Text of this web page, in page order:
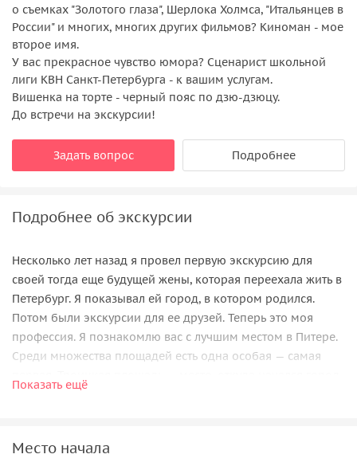
о съемках "Золотого глаза", Шерлока Холмса, "Итальянцев в
России" и многих, многих других фильмов? Киноман - мое
второе имя.
У вас прекрасное чувство юмора? Сценарист школьной
лиги КВН Санкт-Петербурга - к вашим услугам.
Вишенка на торте - черный пояс по дзю-дзюцу.
До встречи на экскурсии!
Задать вопрос Подробнее
Подробнее об экскурсии
Несколько лет назад я провел первую экскурсию для
своей тогда еще будущей жены, которая переехала жить в
Петербург. Я показывал ей город, в котором родился.
Потом были экскурсии для ее друзей. Теперь это моя
профессия. Я познакомлю вас с лучшим местом в Питере.
Среди множества площадей есть одна особая — самая
Здесь стоят рядом памятники всех веков, эпох и культур,
Императорский Санкт-Петербург, большевистский
Показать ещё
Место начала